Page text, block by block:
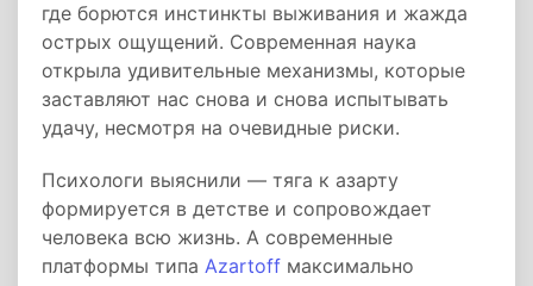
где борются инстинкты выживания и жажда
острых ощущений. Современная наука
открыла удивительные механизмы, которые
заставляют нас снова и снова испытывать
удачу, несмотря на очевидные риски.
Психологи выяснили — тяга к азарту
формируется в детстве и сопровождает
человека всю жизнь. А современные
платформы типа Azartoff максимально